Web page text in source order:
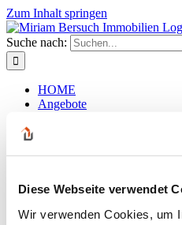
Diese Webseite verwendet
Wir verwenden Cookies, um
Zum Inhalt springen
Suche nach:
HOME
Angebote
Mieten /
Grundstücke
Kontakt